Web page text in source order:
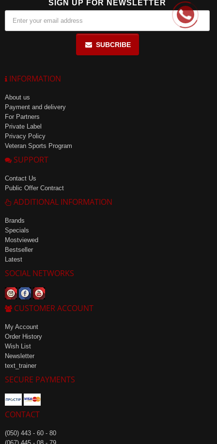
SIGN UP FOR NEWSLETTER
SUBCRIBE
INFORMATION
About us
Payment and delivery
For Partners
Private Label
Privacy Policy
Veteran Sports Program
SUPPORT
Contact Us
Public Offer Contract
ADDITIONAL INFORMATION
Brands
Specials
Mostviewed
Bestseller
Latest
SOCIAL NETWORKS
CUSTOMER ACCOUNT
My Account
Order History
Wish List
Newsletter
text_trainer
SECURE PAYMENTS
CONTACT
(050) 443 - 60 - 80